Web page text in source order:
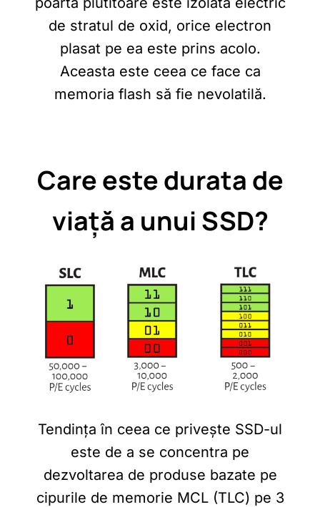
de stratul de oxid, orice electron
plasat pe ea este prins acolo.
Aceasta este ceea ce face ca
memoria flash să fie nevolatilă.
Care este durata de
viață a unui SSD?
Tendința în ceea ce privește SSD-ul
este de a se concentra pe
dezvoltarea de produse bazate pe
cipurile de memorie MCL (TLC) pe 3